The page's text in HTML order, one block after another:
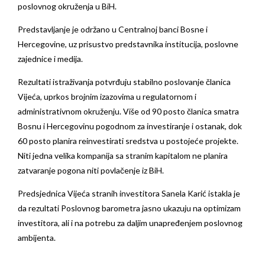
poslovnog okruženja u BiH.
Predstavljanje je održano u Centralnoj banci Bosne i
Hercegovine, uz prisustvo predstavnika institucija, poslovne
zajednice i medija.
Rezultati istraživanja potvrđuju stabilno poslovanje članica
Vijeća, uprkos brojnim izazovima u regulatornom i
administrativnom okruženju. Više od 90 posto članica smatra
Bosnu i Hercegovinu pogodnom za investiranje i ostanak, dok
60 posto planira reinvestirati sredstva u postojeće projekte.
Niti jedna velika kompanija sa stranim kapitalom ne planira
zatvaranje pogona niti povlačenje iz BiH.
Predsjednica Vijeća stranih investitora Sanela Karić istakla je
da rezultati Poslovnog barometra jasno ukazuju na optimizam
investitora, ali i na potrebu za daljim unapređenjem poslovnog
ambijenta.